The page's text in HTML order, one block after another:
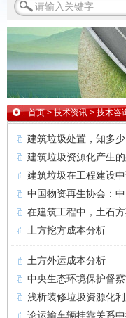
首页>技术资讯 > 技术咨
建筑垃圾处置，知多少
建筑垃圾资源化产生
建筑垃圾在工程建设
中国物资再生协会：
在建筑工程中，土石
土方挖方成本分析
土方外运成本分析
中央生态环境保护督
浅析装修垃圾资源化
论运输车辆挂靠关系